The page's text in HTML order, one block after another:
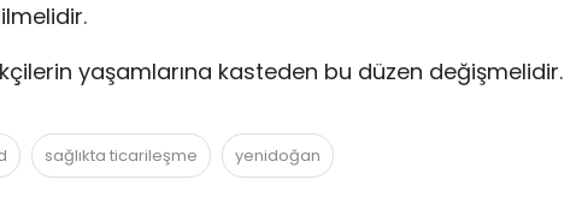
yaşamlarına kasteden bu düzen değişmelidir.
sağlıkta ticarileşme yenidoğan